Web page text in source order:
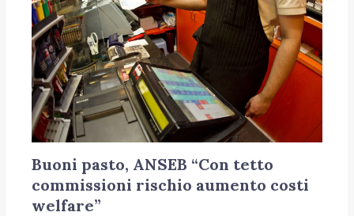
Buoni pasto, ANSEB “Con tetto
commissioni rischio aumento costi
welfare”